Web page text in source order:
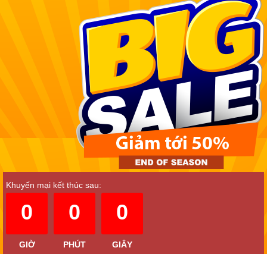
Khuyến mại kết thúc sau:
0
GIỜ
0
PHÚT
0
GIÂY